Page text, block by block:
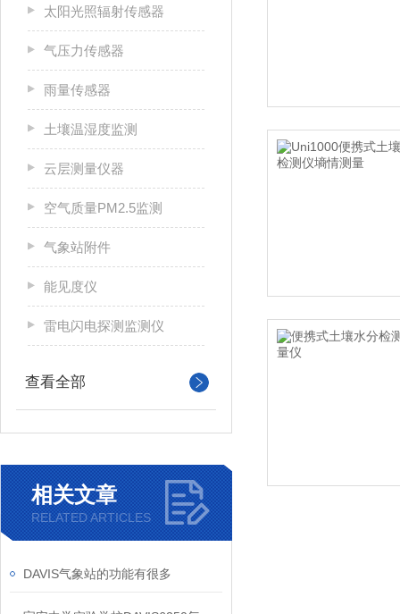
太阳光照辐射传感器
气压力传感器
雨量传感器
土壤温湿度监测
云层测量仪器
空气质量PM2.5监测
气象站附件
能见度仪
雷电闪电探测监测仪
查看全部
相关文章
RELATED ARTICLES
DAVIS气象站的功能有很多